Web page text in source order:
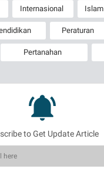
Internasional Islam
Peraturan
Pertanahan
to Get Update Article